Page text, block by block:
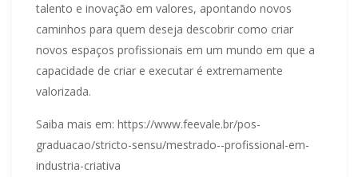
talento e inovação em valores, apontando novos
caminhos para quem deseja descobrir como criar
novos espaços profissionais em um mundo em que a
capacidade de criar e executar é extremamente
valorizada.
Saiba mais em: https://www.feevale.br/pos-
graduacao/stricto-sensu/mestrado--profissional-em-
industria-criativa